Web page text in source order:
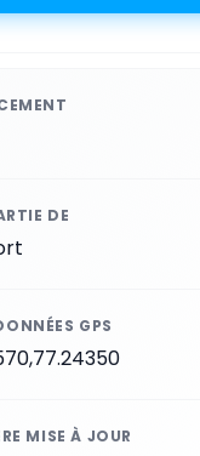
DE
GPS
MISE À JOUR